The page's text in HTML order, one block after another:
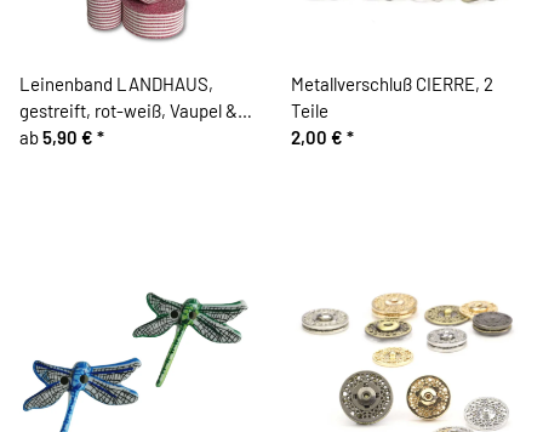
Leinenband LANDHAUS,
gestreift, rot-weiß, Vaupel &
Heilenbeck
ab5,90 € *
Metallverschluß CIERRE, 2
Teile
2,00 € *